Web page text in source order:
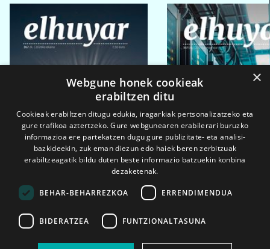
2026ko eka. 1a 2026ko mar. 1a
×
Webgune honek cookieak
erabiltzen ditu
Cookieak erabiltzen ditugu edukia, iragarkiak pertsonalizatzeko eta
gure trafikoa aztertzeko. Gure webgunearen erabilerari buruzko
informazioa ere partekatzen dugu gure publizitate- eta analisi-
bazkideekin, zuk eman diezun edo haiek beren zerbitzuak
erabiltzeagatik bildu duten beste informazio batzuekin konbina
dezaketenak.
BEHAR-BEHARREZKOA ERRENDIMENDUA
BIDERATZEA FUNTZIONALTASUNA